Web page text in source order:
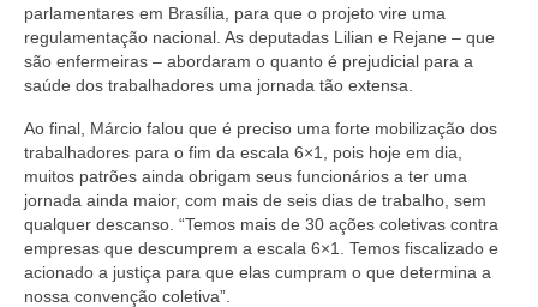
Colônia de férias
Refeitórios
Convênios
Dependentes
Benefício Social Familiar
FIQUE POR DENTRO
parlamentares em Brasília, para que o projeto vire uma
regulamentação nacional. As deputadas Lilian e Rejane – que
são enfermeiras – abordaram o quanto é prejudicial para a
saúde dos trabalhadores uma jornada tão extensa.
Ao final, Márcio falou que é preciso uma forte mobilização dos
trabalhadores para o fim da escala 6×1, pois hoje em dia,
muitos patrões ainda obrigam seus funcionários a ter uma
jornada ainda maior, com mais de seis dias de trabalho, sem
qualquer descanso. “Temos mais de 30 ações coletivas contra
empresas que descumprem a escala 6×1. Temos fiscalizado e
acionado a justiça para que elas cumpram o que determina a
nossa convenção coletiva”.